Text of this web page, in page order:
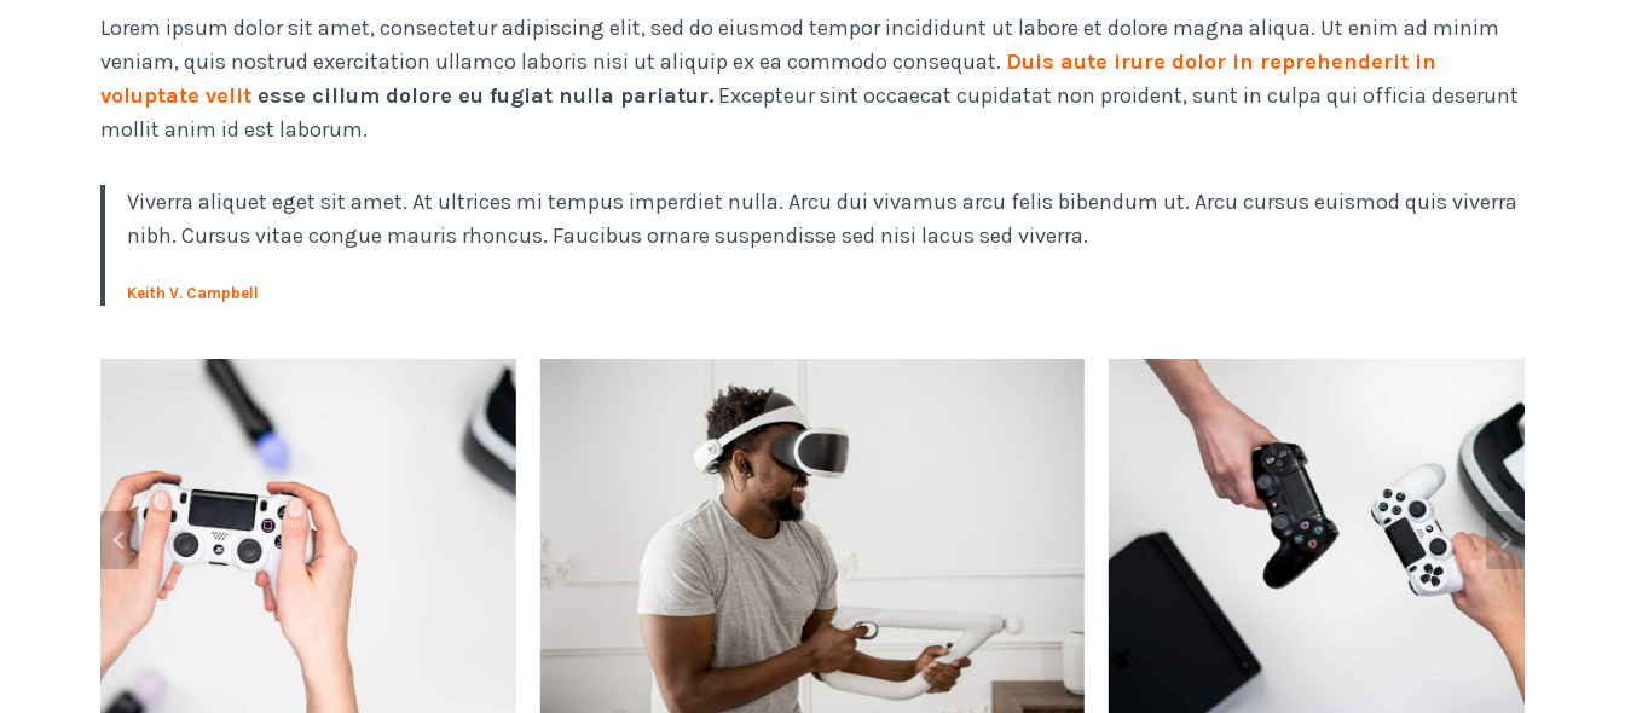
Lorem ipsum dolor sit amet, consectetur adipiscing elit, sed do eiusmod tempor incididunt ut labore et dolore magna aliqua. Ut enim ad minim
veniam, quis nostrud exercitation ullamco laboris nisi ut aliquip ex ea commodo consequat. Duis aute irure dolor in reprehenderit in
voluptate velit esse cillum dolore eu fugiat nulla pariatur. Excepteur sint occaecat cupidatat non proident, sunt in culpa qui officia deserunt
mollit anim id est laborum.
Viverra aliquet eget sit amet. At ultrices mi tempus imperdiet nulla. Arcu dui vivamus arcu felis bibendum ut. Arcu cursus euismod quis viverra
nibh. Cursus vitae congue mauris rhoncus. Faucibus ornare suspendisse sed nisi lacus sed viverra.
Keith V. Campbell